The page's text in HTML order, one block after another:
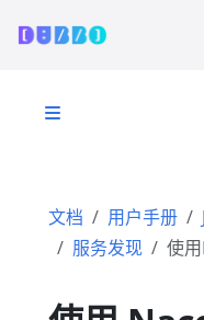
文档 用户手册
服务发现
使